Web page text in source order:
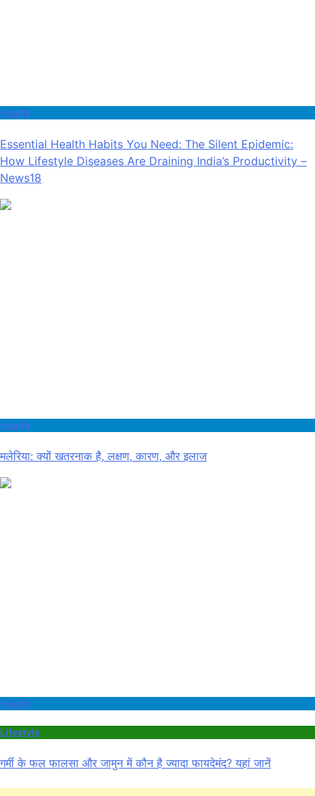
Health
Essential Health Habits You Need: The Silent Epidemic:
How Lifestyle Diseases Are Draining India’s Productivity –
News18
Health
मलेरिया: क्यों खतरनाक है, लक्षण, कारण, और इलाज
Health
Lifestyle
गर्मी के फल फालसा और जामुन में कौन है ज्यादा फायदेमंद? यहां जानें